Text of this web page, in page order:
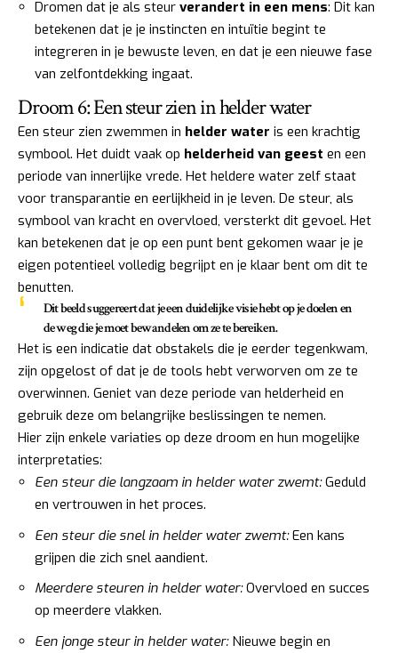
Dromen dat je als steur verandert in een mens: Dit kan
betekenen dat je je instincten en intuïtie begint te
integreren in je bewuste leven, en dat je een nieuwe fase
van zelfontdekking ingaat.
Droom 6: Een steur zien in helder water
Een steur zien zwemmen in helder water is een krachtig
symbool. Het duidt vaak op helderheid van geest en een
periode van innerlijke vrede. Het heldere water zelf staat
voor transparantie en eerlijkheid in je leven. De steur, als
symbool van kracht en overvloed, versterkt dit gevoel. Het
kan betekenen dat je op een punt bent gekomen waar je je
eigen potentieel volledig begrijpt en je klaar bent om dit te
benutten.
Dit beeld suggereert dat je een duidelijke visie hebt op je doelen en
de weg die je moet bewandelen om ze te bereiken.
Het is een indicatie dat obstakels die je eerder tegenkwam,
zijn opgelost of dat je de tools hebt verworven om ze te
overwinnen. Geniet van deze periode van helderheid en
gebruik deze om belangrijke beslissingen te nemen.
Hier zijn enkele variaties op deze droom en hun mogelijke
interpretaties:
Een steur die langzaam in helder water zwemt:Geduld
en vertrouwen in het proces.
Een steur die snel in helder water zwemt:Een kans
grijpen die zich snel aandient.
Meerdere steuren in helder water:Overvloed en succes
op meerdere vlakken.
Een jonge steur in helder water:Nieuwe begin en